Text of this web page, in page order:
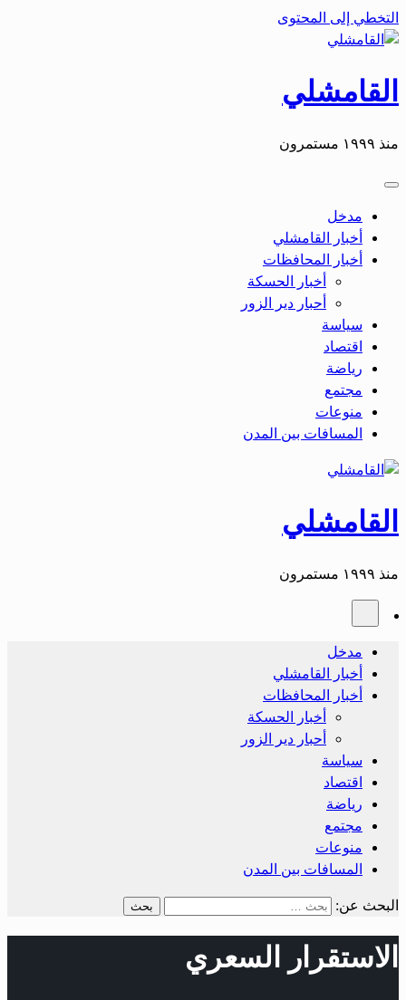
التخطي إلى المحتوى
القامشلي
منذ ١٩٩٩ مستمرون
مدخل
أخبار القامشلي
أخبار المحافظات
أخبار الحسكة
أحبار دير الزور
سياسة
اقتصاد
رياضة
مجتمع
منوعات
المسافات بين المدن
القامشلي
منذ ١٩٩٩ مستمرون
مدخل
أخبار القامشلي
أخبار المحافظات
أخبار الحسكة
أحبار دير الزور
سياسة
اقتصاد
رياضة
مجتمع
منوعات
المسافات بين المدن
البحث عن:
الاستقرار السعري